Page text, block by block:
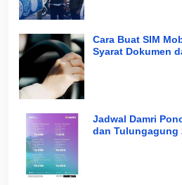
Cara Buat SIM
Syarat Dokumen
Jadwal Damri
dan Tulungagung